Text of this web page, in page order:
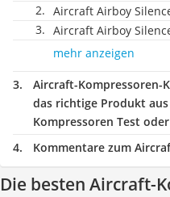
Aircraft Airboy
Aircraft Airboy
mehr anzeigen
Aircraft-Kompressoren-
das richtige Produkt
Kompressoren Test
Kommentare zum
Die besten Aircraft-